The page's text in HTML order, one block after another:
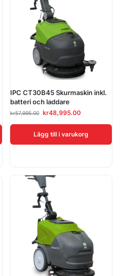
IPC CT30B45 Skurmaskin inkl.
batteri och laddare
kr57,995.00 kr48,995.00
Lägg till i varukorg